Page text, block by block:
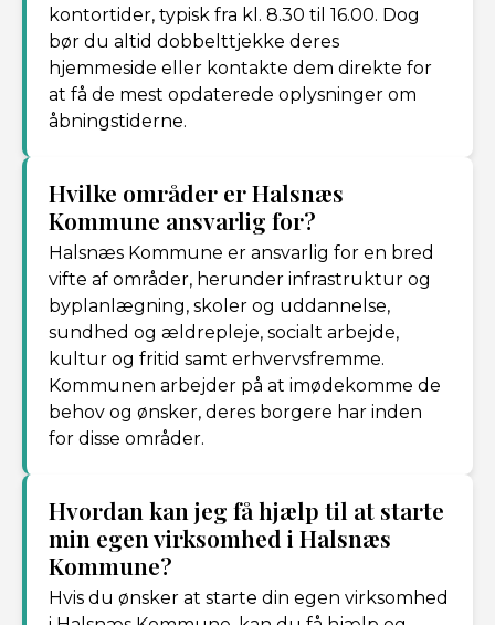
kontortider, typisk fra kl. 8.30 til 16.00. Dog
bør du altid dobbelttjekke deres
hjemmeside eller kontakte dem direkte for
at få de mest opdaterede oplysninger om
åbningstiderne.
Hvilke områder er Halsnæs
Kommune ansvarlig for?
Halsnæs Kommune er ansvarlig for en bred
vifte af områder, herunder infrastruktur og
byplanlægning, skoler og uddannelse,
sundhed og ældrepleje, socialt arbejde,
kultur og fritid samt erhvervsfremme.
Kommunen arbejder på at imødekomme de
behov og ønsker, deres borgere har inden
for disse områder.
Hvordan kan jeg få hjælp til at starte
min egen virksomhed i Halsnæs
Kommune?
Hvis du ønsker at starte din egen virksomhed